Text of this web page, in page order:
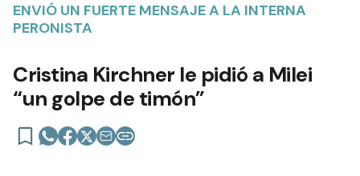
ENVIÓ UN FUERTE MENSAJE A LA INTERNA
PERONISTA
Cristina Kirchner le pidió a Milei
“un golpe de timón”